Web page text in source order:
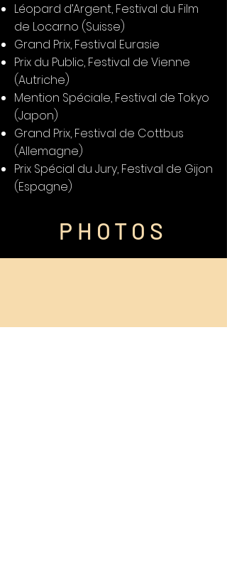
Léopard d’Argent, Festival du Film
de Locarno (Suisse)
Grand Prix, Festival Eurasie
Prix du Public, Festival de Vienne
(Autriche)
Mention Spéciale, Festival de Tokyo
(Japon)
Grand Prix, Festival de Cottbus
(Allemagne)
Prix Spécial du Jury, Festival de Gijon
(Espagne)
PHOTOS